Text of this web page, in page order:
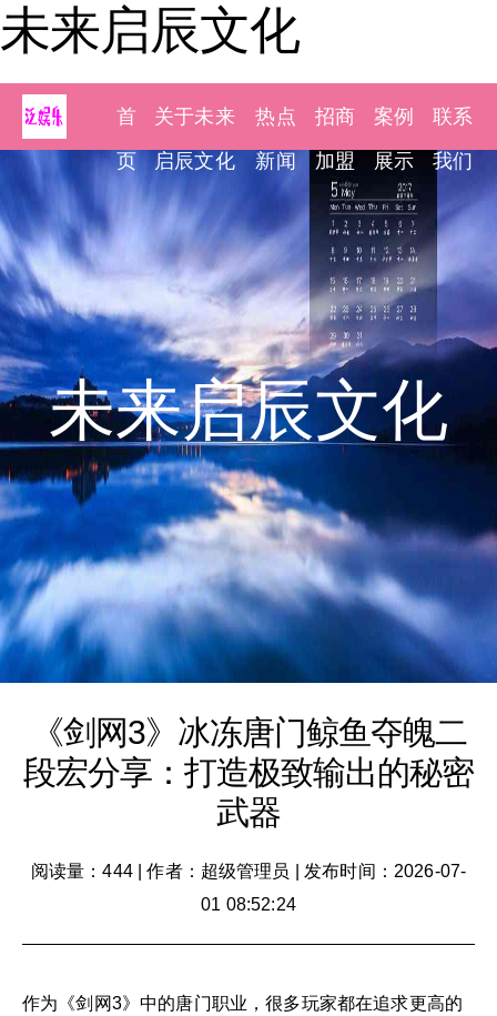
未来启辰文化
首
页
关于未来
启辰文化
热点
新闻
招商
加盟
案例
展示
联系
我们
未来启辰文化
《剑网3》冰冻唐门鲸鱼夺魄二
段宏分享：打造极致输出的秘密
武器
阅读量：444|作者：超级管理员
发布时间：2026-07-
01 08:52:24
作为《剑网3》中的唐门职业，很多玩家都在追求更高的